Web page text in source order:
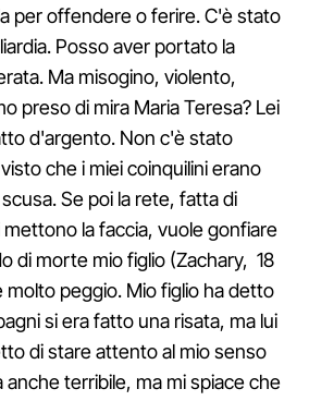
per offendere o ferire. C'è stato
Posso aver portato la
Ma misogino, violento,
preso di mira Maria Teresa? Lei
d'argento. Non c'è stato
che i miei coinquilini erano
Se poi la rete, fatta di
la faccia, vuole gonfiare
di morte mio figlio (Zachary, 18
molto peggio. Mio figlio ha detto
si era fatto una risata, ma lui
di stare attento al mio senso
anche terribile, ma mi spiace che